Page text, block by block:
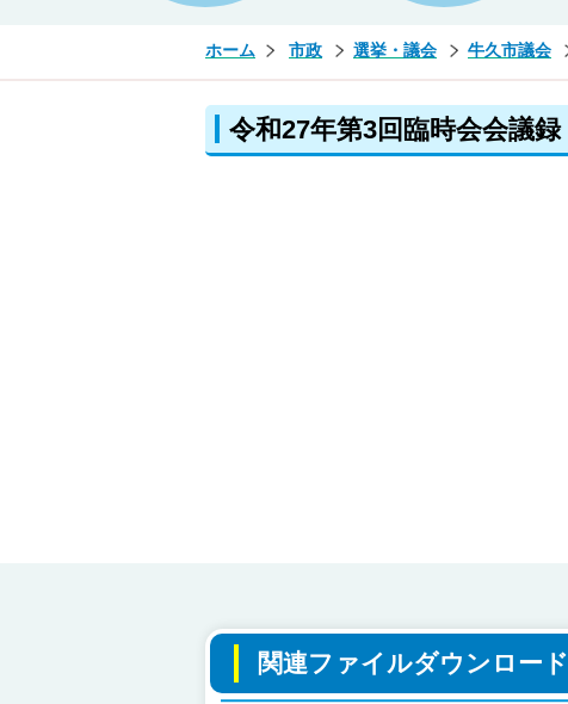
ホーム 市政 選挙・議会 牛久市議会
令和27年第3回臨時会会議録
関連ファイルダウンロード